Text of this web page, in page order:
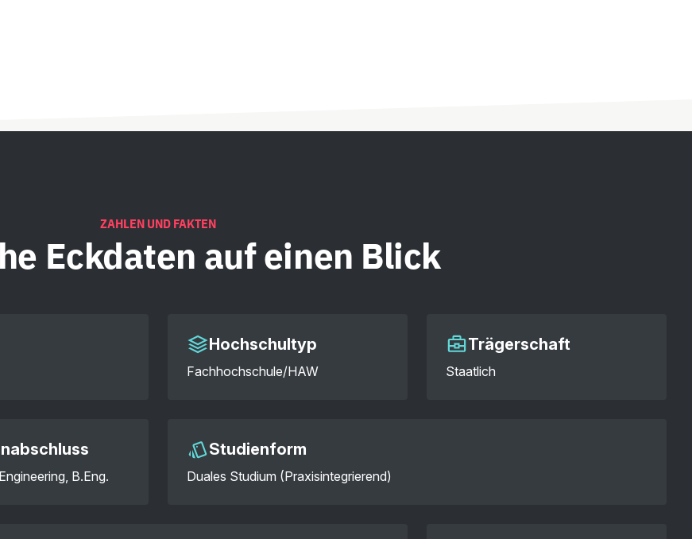
ZAHLEN UND FAKTEN
Eckdaten auf einen Blick
Hochschultyp
Fachhochschule/HAW
Trägerschaft
Staatlich
B.Eng.
Studienform
Duales Studium (Praxisintegrierend)